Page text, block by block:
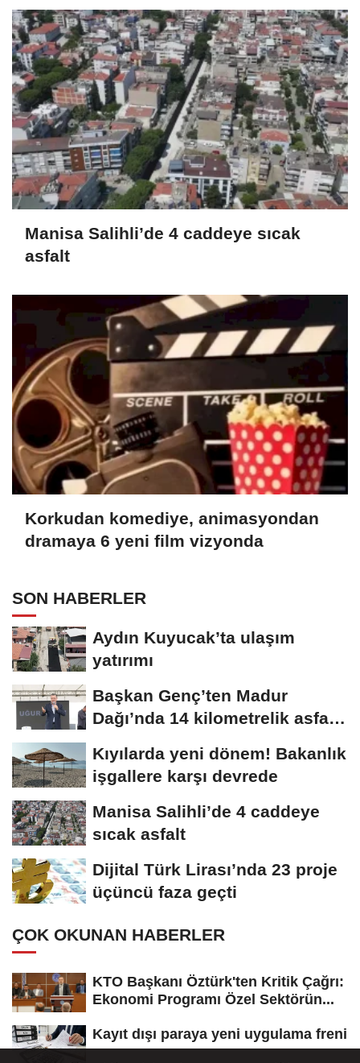
Manisa Salihli’de 4 caddeye sıcak
asfalt
Korkudan komediye, animasyondan
dramaya 6 yeni film vizyonda
SON HABERLER
Aydın Kuyucak’ta ulaşım
yatırımı
Başkan Genç’ten Madur
Dağı’nda 14 kilometrelik asfalt
Kıyılarda yeni dönem! Bakanlık
işgallere karşı devrede
Manisa Salihli’de 4 caddeye
sıcak asfalt
Dijital Türk Lirası’nda 23 proje
üçüncü faza geçti
ÇOK OKUNAN HABERLER
KTO Başkanı Öztürk'ten Kritik Çağrı:
Ekonomi Programı Özel Sektörün...
Kayıt dışı paraya yeni uygulama freni